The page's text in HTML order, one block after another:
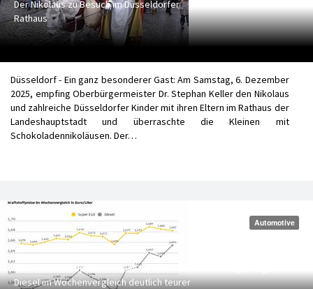
Der Nikolaus zu Besuch im Düsseldorfer
Rathaus
Düsseldorf - Ein ganz besonderer Gast: Am Samstag, 6. Dezember
2025, empfing Oberbürgermeister Dr. Stephan Keller den Nikolaus
und zahlreiche Düsseldorfer Kinder mit ihren Eltern im Rathaus der
Landeshauptstadt und überraschte die Kleinen mit
Schokoladennikoläusen. Der…
Automotive
ADAC: Kraftstoffpreise aktuell zu hoch - Benzin etwas günstiger,
Diesel im Wochenvergleich deutlich teurer